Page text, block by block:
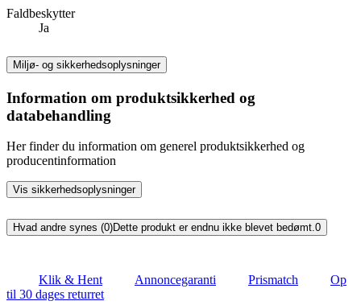
Faldbeskytter
Ja
Miljø- og sikkerhedsoplysninger
Information om produktsikkerhed og
databehandling
Her finder du information om generel produktsikkerhed og
producentinformation
Vis sikkerhedsoplysninger
Hvad andre synes (0)Dette produkt er endnu ikke blevet bedømt.0
Klik & Hent Annoncegaranti Prismatch
Op
til 30 dages returret